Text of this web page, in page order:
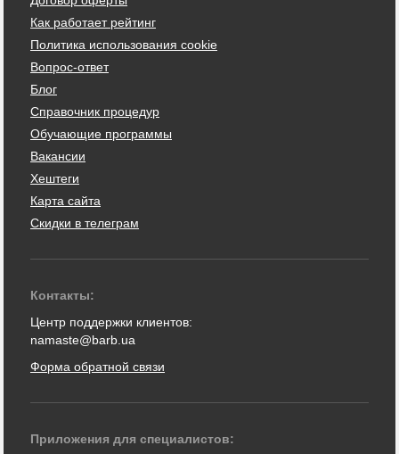
Как работает рейтинг
Политика использования cookie
Вопрос-ответ
Блог
Справочник процедур
Обучающие программы
Вакансии
Хештеги
Карта сайта
Скидки в телеграм
Контакты:
Центр поддержки клиентов:
namaste@barb.ua
Форма обратной связи
Приложения для специалистов: